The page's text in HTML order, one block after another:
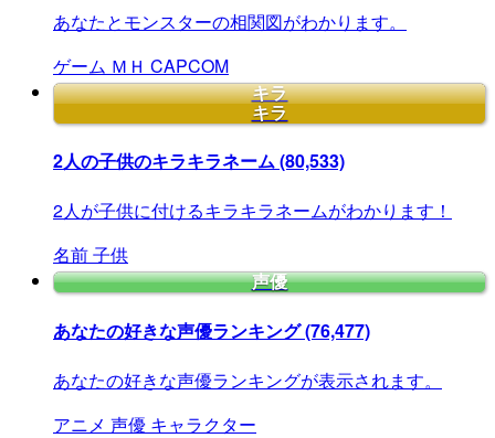
あなたとモンスターの相関図がわかります。
ゲーム ＭＨ CAPCOM
キラ
キラ
2人の子供のキラキラネーム(80,533)
2人が子供に付けるキラキラネームがわかります！
名前子供
声優
あなたの好きな声優ランキング(76,477)
あなたの好きな声優ランキングが表示されます。
アニメ 声優 キャラクター